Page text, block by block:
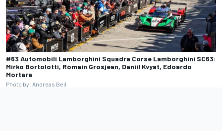
#63 Automobili Lamborghini Squadra Corse Lamborghini SC63:
Mirko Bortolotti, Romain Grosjean, Daniil Kvyat, Edoardo
Mortara
Photo by: Andreas Beil